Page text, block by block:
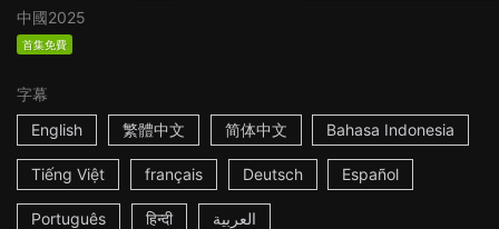
中國2025
首集免費
字幕
English
繁體中文 简体中文 Bahasa Indonesia
Tiếng Việt français Deutsch Español
Português हिन्दी العربية